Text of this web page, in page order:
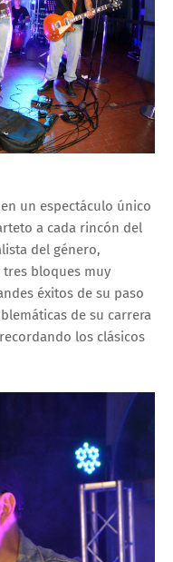
un espectáculo único
a cada rincón del
del género,
bloques muy
éxitos de su paso
de su carrera
los clásicos